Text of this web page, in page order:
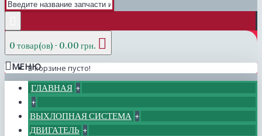
0 товар(ов) - 0.00 грн.
В корзине пусто!
МЕНЮ
ГЛАВНАЯ +
+
ВЫХЛОПНАЯ СИСТЕМА +
ДВИГАТЕЛЬ +